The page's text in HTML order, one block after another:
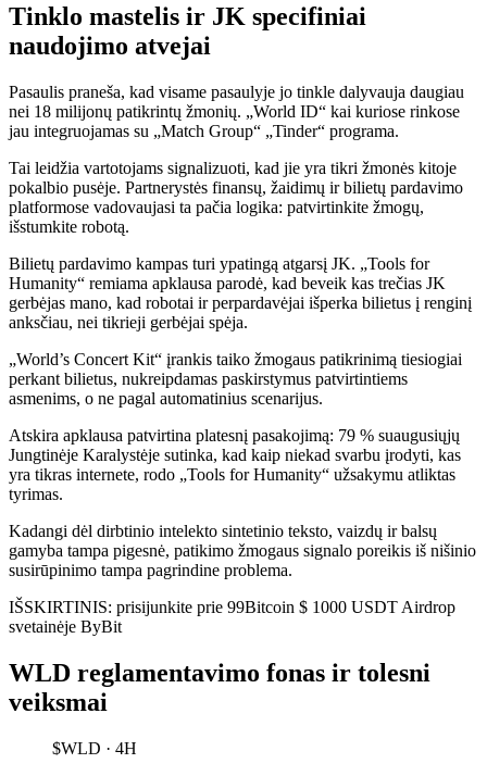
Tinklo mastelis ir JK specifiniai
naudojimo atvejai
Pasaulis praneša, kad visame pasaulyje jo tinkle dalyvauja daugiau
nei 18 milijonų patikrintų žmonių. „World ID“ kai kuriose rinkose
jau integruojamas su „Match Group“ „Tinder“ programa.
Tai leidžia vartotojams signalizuoti, kad jie yra tikri žmonės kitoje
pokalbio pusėje. Partnerystės finansų, žaidimų ir bilietų pardavimo
platformose vadovaujasi ta pačia logika: patvirtinkite žmogų,
išstumkite robotą.
Bilietų pardavimo kampas turi ypatingą atgarsį JK. „Tools for
Humanity“ remiama apklausa parodė, kad beveik kas trečias JK
gerbėjas mano, kad robotai ir perpardavėjai išperka bilietus į renginį
anksčiau, nei tikrieji gerbėjai spėja.
„World’s Concert Kit“ įrankis taiko žmogaus patikrinimą tiesiogiai
perkant bilietus, nukreipdamas paskirstymus patvirtintiems
asmenims, o ne pagal automatinius scenarijus.
Atskira apklausa patvirtina platesnį pasakojimą: 79 % suaugusiųjų
Jungtinėje Karalystėje sutinka, kad kaip niekad svarbu įrodyti, kas
yra tikras internete, rodo „Tools for Humanity“ užsakymu atliktas
tyrimas.
Kadangi dėl dirbtinio intelekto sintetinio teksto, vaizdų ir balsų
gamyba tampa pigesnė, patikimo žmogaus signalo poreikis iš nišinio
susirūpinimo tampa pagrindine problema.
IŠSKIRTINIS: prisijunkite prie 99Bitcoin $ 1000 USDT Airdrop
svetainėje ByBit
WLD reglamentavimo fonas ir tolesni
veiksmai
$WLD · 4H